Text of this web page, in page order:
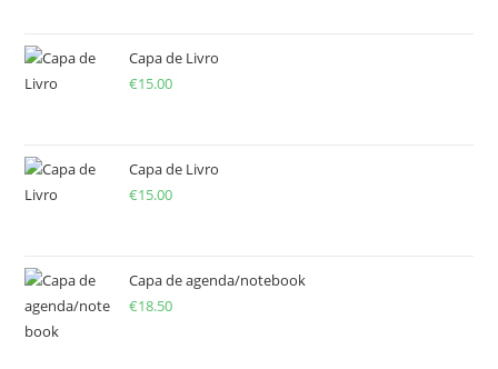
Capa de Livro
€15.00
Capa de Livro
€15.00
Capa de agenda/notebook
€18.50